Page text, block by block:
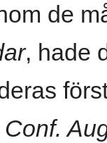
de
, hade